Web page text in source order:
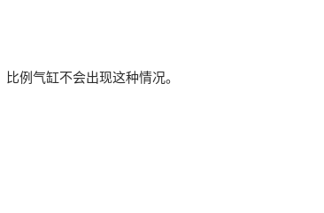
例气缸不会出现这种情况。